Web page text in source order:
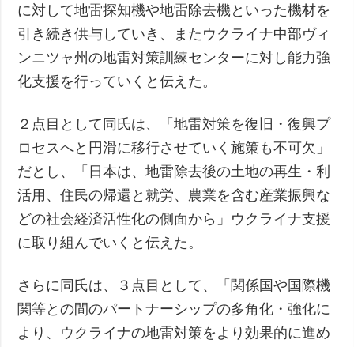
に対して地雷探知機や地雷除去機といった機材を
引き続き供与していき、またウクライナ中部ヴィ
ンニツャ州の地雷対策訓練センターに対し能力強
化支援を行っていくと伝えた。
２点目として同氏は、「地雷対策を復旧・復興プ
ロセスへと円滑に移行させていく施策も不可欠」
だとし、「日本は、地雷除去後の土地の再生・利
活用、住民の帰還と就労、農業を含む産業振興な
どの社会経済活性化の側面から」ウクライナ支援
に取り組んでいくと伝えた。
さらに同氏は、３点目として、「関係国や国際機
関等との間のパートナーシップの多角化・強化に
より、ウクライナの地雷対策をより効果的に進め